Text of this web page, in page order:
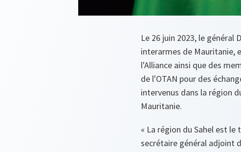
Le 26 juin 2023, le général
interarmes de Mauritanie,
l'Alliance ainsi que des
de l'OTAN pour des
intervenus dans la région
Mauritanie.
« La région du Sahel est
secrétaire général adjoint